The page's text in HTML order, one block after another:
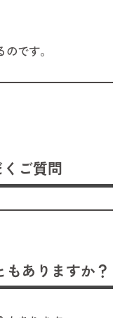
です。
ご質問
ありますか？